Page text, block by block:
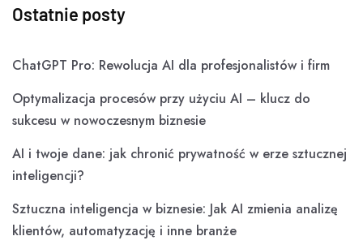
Ostatnie posty
ChatGPT Pro: Rewolucja AI dla profesjonalistów i firm
Optymalizacja procesów przy użyciu AI – klucz do
sukcesu w nowoczesnym biznesie
AI i twoje dane: jak chronić prywatność w erze sztucznej
inteligencji?
Sztuczna inteligencja w biznesie: Jak AI zmienia analizę
klientów, automatyzację i inne branże